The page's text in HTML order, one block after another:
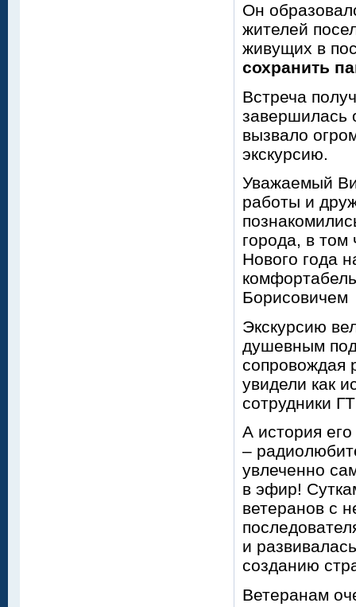
Он
жителей
живущих в
сохранить
Встреча
завершилась
вызвало
экскурсию.
Уважаемый
работы и
города, в
Нового года
Борисовичем
Экскурсию
душевным
сопровождая
увидели как
сотрудники
А история
–
увлеченно
в эфир!
ветеранов с
и
созданию
Ветеранам